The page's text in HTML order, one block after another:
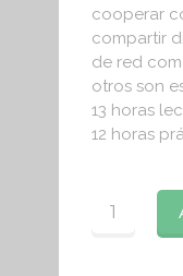
cooperar
compartir
de red
otros son
13 horas
12 horas
Cantidad